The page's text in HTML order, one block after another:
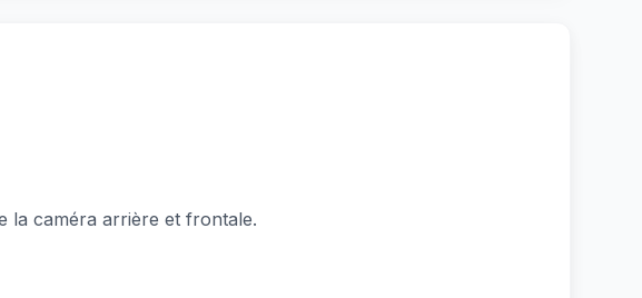
la caméra arrière et frontale.